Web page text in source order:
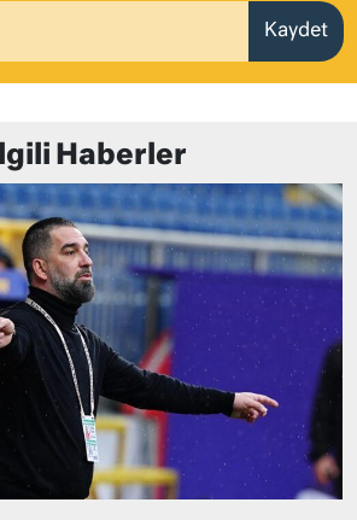
Kaydet
İlgili Haberler